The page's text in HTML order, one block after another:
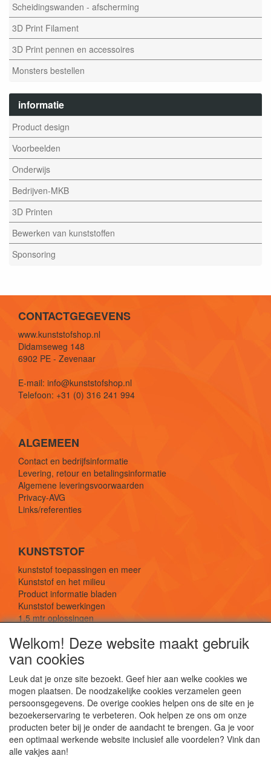
Scheidingswanden - afscherming
3D Print Filament
3D Print pennen en accessoires
Monsters bestellen
informatie
Product design
Voorbeelden
Onderwijs
Bedrijven-MKB
3D Printen
Bewerken van kunststoffen
Sponsoring
CONTACTGEGEVENS
www.kunststofshop.nl
Didamseweg 148
6902 PE - Zevenaar
E-mail: info@kunststofshop.nl
Telefoon: +31 (0) 316 241 994
ALGEMEEN
Contact en bedrijfsinformatie
Levering, retour en betalingsinformatie
Algemene leveringsvoorwaarden
Privacy-AVG
Links/referenties
KUNSTSTOF
kunststof toepassingen en meer
Kunststof en het milieu
Product informatie bladen
Kunststof bewerkingen
1,5 mtr oplossingen
SOCIALE MEDIA
De webshop voor kunststof platen, folies, buizen
Welkom! Deze website maakt gebruik
van cookies
Leuk dat je onze site bezoekt. Geef hier aan welke cookies we
mogen plaatsen. De noodzakelijke cookies verzamelen geen
persoonsgegevens. De overige cookies helpen ons de site en je
bezoekerservaring te verbeteren. Ook helpen ze ons om onze
producten beter bij je onder de aandacht te brengen. Ga je voor
een optimaal werkende website inclusief alle voordelen? Vink dan
alle vakjes aan!